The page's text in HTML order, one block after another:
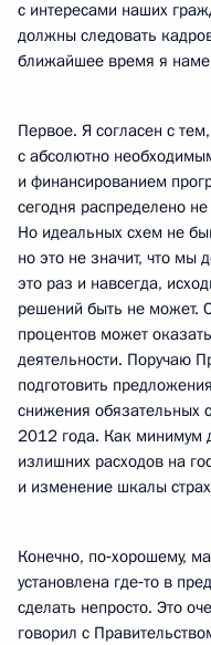
с интересами наших
должны следовать
ближайшее время я
Первое. Я согласен с
с абсолютно
и финансированием
сегодня распределено
Но идеальных схем не
но это не значит, что мы
это раз и навсегда,
решений быть не может.
процентов может
деятельности. Поручаю
подготовить
снижения обязательных
2012 года. Как минимум
излишних расходов на
и изменение шкалы
Конечно, по‑хорошему,
установлена где‑то в
сделать непросто. Это
говорил с